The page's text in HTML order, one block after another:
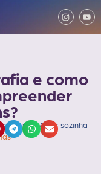
e como
,Outros,Viajar sozinha